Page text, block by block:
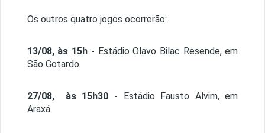
Os outros quatro jogos ocorrerão:
13/08, às 15h - Estádio Olavo Bilac Resende, em
São Gotardo.
27/08, às 15h30 -
Estádio Fausto Alvim, em
Araxá.